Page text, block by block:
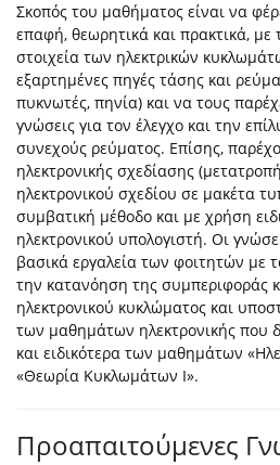
Σκοπός του μαθήματος είναι να
επαφή, θεωρητικά και πρακτικά, με
στοιχεία των ηλεκτρικών
εξαρτημένες πηγές τάσης και
πυκνωτές, πηνία) και να τους
γνώσεις για τον έλεγχο και την
συνεχούς ρεύματος. Επίσης,
ηλεκτρονικής σχεδίασης
ηλεκτρονικού σχεδίου σε μακέτα
συμβατική μέθοδο και με χρήση
ηλεκτρονικού υπολογιστή. Οι
βασικά εργαλεία των φοιτητών με
την κατανόηση της συμπεριφοράς
ηλεκτρονικού κυκλώματος και
των μαθημάτων ηλεκτρονικής που
και ειδικότερα των μαθημάτων
«Θεωρία Κυκλωμάτων Ι».
Προαπαιτούμενες